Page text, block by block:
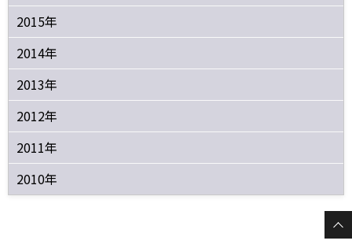
2015年
2014年
2013年
2012年
2011年
2010年